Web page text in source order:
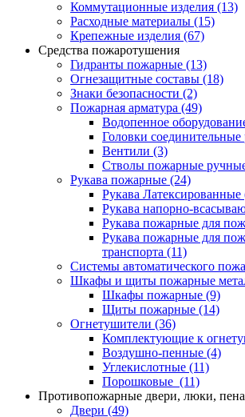
Коммутационные изделия (13)
Расходные материалы (15)
Крепежные изделия (67)
Средства пожаротушения
Гидранты пожарные (13)
Огнезащитные составы (18)
Знаки безопасности (2)
Пожарная арматура (49)
Водопенное
Головки соединительные
Вентили (3)
Стволы пожарные
Рукава пожарные (24)
Рукава Латексированные
Рукава напорно-
Рукава пожарные для
Рукава пожарные для
транспорта (11)
Системы автоматического
Шкафы и щиты пожарные
Шкафы пожарные (9)
Щиты пожарные (14)
Огнетушители (36)
Комплектующие к
Воздушно-пенные (4)
Углекислотные (11)
Порошковые (11)
Противопожарные двери, люки,
Двери (49)